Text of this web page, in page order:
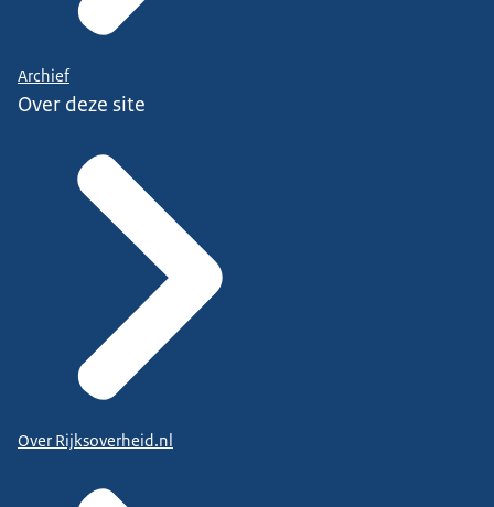
Archief
Over deze site
Over Rijksoverheid.nl